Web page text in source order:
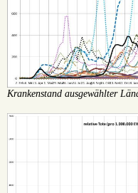
Krankenstand ausgewählter